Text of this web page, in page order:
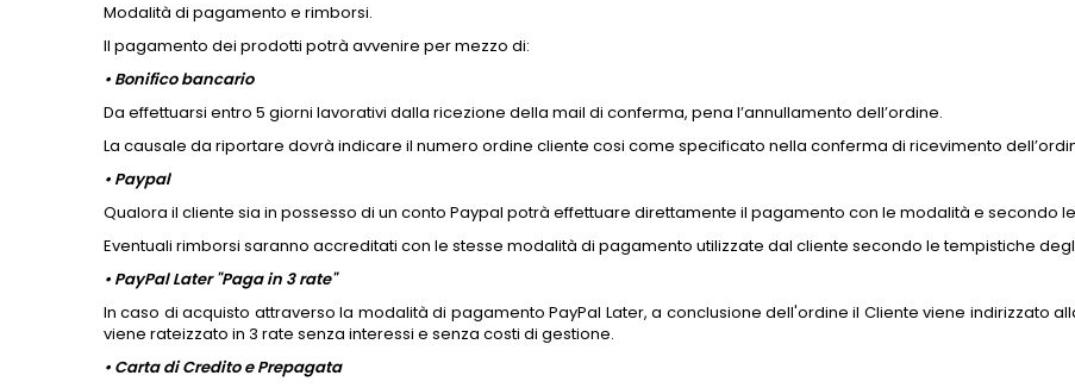
Modalità di pagamento e rimborsi.
Il pagamento dei prodotti potrà avvenire per mezzo di:
• Bonifico bancario
Da effettuarsi entro 5 giorni lavorativi dalla ricezione della mail di conferma, pena l’annullamento dell’ordine.
La causale da riportare dovrà indicare il numero ordine cliente cosi come specificato nella conferma di ricevimento
• Paypal
Qualora il cliente sia in possesso di un conto Paypal potrà effettuare direttamente il pagamento con le modalità e secondo
Eventuali rimborsi saranno accreditati con le stesse modalità di pagamento utilizzate dal cliente secondo le tempistiche
• PayPal Later "Paga in 3 rate"
In caso di acquisto attraverso la modalità di pagamento PayPal Later, a conclusione dell'ordine il Cliente viene indirizzato
viene rateizzato in 3 rate senza interessi e senza costi di gestione.
• Carta di Credito e Prepagata